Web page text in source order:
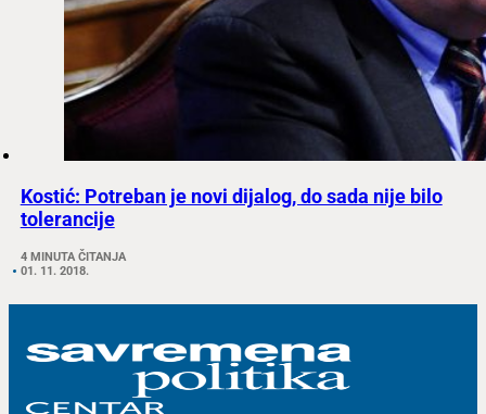
Kostić: Potreban je novi dijalog, do sada nije bilo
tolerancije
4 MINUTA ČITANJA
01. 11. 2018.